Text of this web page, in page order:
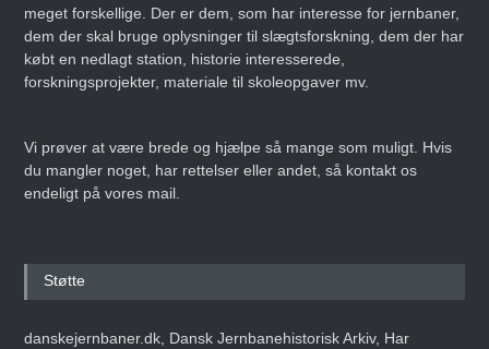
meget forskellige. Der er dem, som har interesse for jernbaner,
dem der skal bruge oplysninger til slægtsforskning, dem der har
købt en nedlagt station, historie interesserede,
forskningsprojekter, materiale til skoleopgaver mv.
Vi prøver at være brede og hjælpe så mange som muligt. Hvis
du mangler noget, har rettelser eller andet, så kontakt os
endeligt på vores mail.
Støtte
danskejernbaner.dk, Dansk Jernbanehistorisk Arkiv, Har